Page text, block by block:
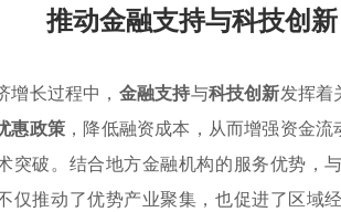
推动金融支持与科技创
增长过程中， 金融支持与科技创新发挥着
惠政策 ，降低融资成本，从而增强资金
突破。结合地方金融机构的服务优势，
仅推动了优势产业聚集，也促进了区域